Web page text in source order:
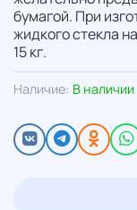
Наличие: В наличии
бумагой. При
жидкого стекла
15 кг.